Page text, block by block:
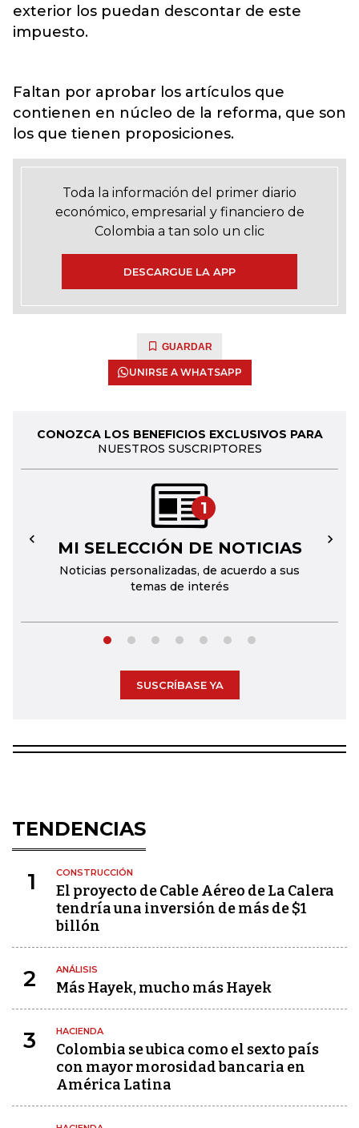
exterior los puedan descontar de este
impuesto.
Faltan por aprobar los artículos que
contienen en núcleo de la reforma, que son
los que tienen proposiciones.
Toda la información del primer diario
económico, empresarial y financiero de
Colombia a tan solo un clic
DESCARGUE LA APP
GUARDAR
UNIRSE A WHATSAPP
CONOZCA LOS BENEFICIOS EXCLUSIVOS PARA
NUESTROS SUSCRIPTORES
1
MI SELECCIÓN DE NOTICIAS
Noticias personalizadas, de acuerdo a sus
temas de interés
← →
SUSCRÍBASE YA
TENDENCIAS
1 CONSTRUCCIÓN
El proyecto de Cable Aéreo de La Calera
tendría una inversión de más de $1
billón
2 ANÁLISIS
Más Hayek, mucho más Hayek
3 HACIENDA
Colombia se ubica como el sexto país
con mayor morosidad bancaria en
América Latina